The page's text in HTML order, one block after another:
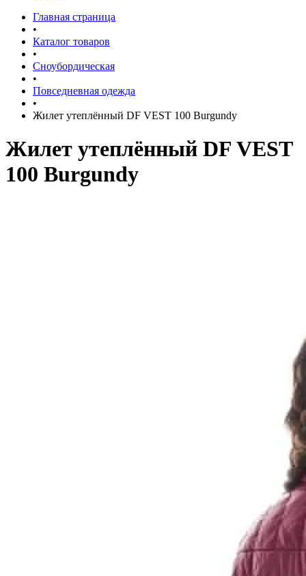
Главная страница
•
Каталог товаров
•
Сноубордическая
•
Повседневная одежда
•
Жилет утеплённый DF VEST 100 Burgundy
Жилет утеплённый DF VEST
100 Burgundy